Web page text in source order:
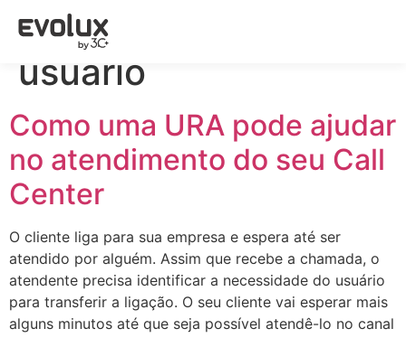
Tag:experiencia do
usuario
Como uma URA pode ajudar
no atendimento do seu Call
Center
O cliente liga para sua empresa e espera até ser
atendido por alguém. Assim que recebe a chamada, o
atendente precisa identificar a necessidade do usuário
para transferir a ligação. O seu cliente vai esperar mais
alguns minutos até que seja possível atendê-lo no canal